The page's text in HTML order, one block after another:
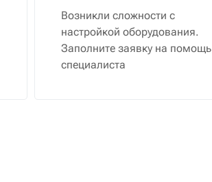
Возникли сложности с
настройкой оборудования.
Заполните заявку на помощь
специалиста